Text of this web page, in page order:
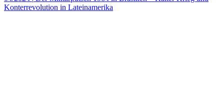
Konterrevolution in Lateinamerika